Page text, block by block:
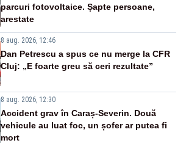
parcuri fotovoltaice. Șapte persoane,
arestate
8 aug. 2026, 12:46
Dan Petrescu a spus ce nu merge la CFR
Cluj: „E foarte greu să ceri rezultate”
8 aug. 2026, 12:30
Accident grav în Caraș-Severin. Două
vehicule au luat foc, un șofer ar putea fi
mort